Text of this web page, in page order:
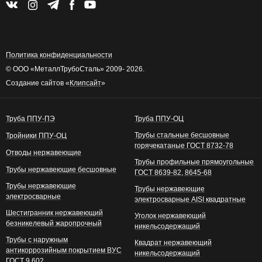
© ООО «МеталлТрубоСталь» 2009- 2026.
Политика конфиденциальности
Создание сайтов « Клипсайт»
Труба ППУ-ПЭ
Тройники ППУ-ОЦ
Отводы нержавеющие
Трубы нержавеющие бесшовные
Трубы нержавеющие
электросварные
Шестигранник нержавеющий
безникелевый жаропрочный
Трубы с наружным
антикоррозийным покрытием ВУС
Труба ППУ-ОЦ
Трубы стальные бесшовные
горячекатаные ГОСТ 8732-78
Трубы профильные прямоугольные
ГОСТ 8639-82, 8645-68
Трубы нержавеющие
электросварные AISI квадратные
Уголок нержавеющий
никельсодержащий
Квадрат нержавеющий
никельсодержащий